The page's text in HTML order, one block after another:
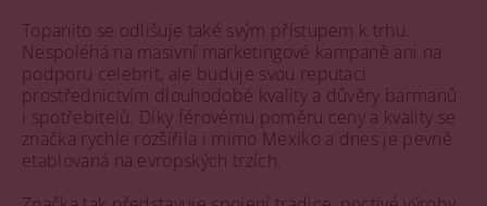
Topanito se odlišuje také svým přístupem k trhu.
Nespoléhá na masivní marketingové kampaně ani na
podporu celebrit, ale buduje svou reputaci
prostřednictvím dlouhodobé kvality a důvěry barmanů
i spotřebitelů. Díky férovému poměru ceny a kvality se
značka rychle rozšířila i mimo Mexiko a dnes je pevně
etablovaná na evropských trzích.